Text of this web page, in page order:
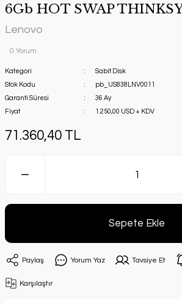
6Gb HOT SWAP
Lenovo
0 Yorum
Kategori
Sabit Disk
Stok Kodu
pb_US838LNV0011
Garanti Süresi
36 Ay
Fiyat
1.250,00 USD + KDV
71.360,40 TL
Sepete Ekle
Paylaş Yorum Yaz Tavsiye Et
Karşılaştır